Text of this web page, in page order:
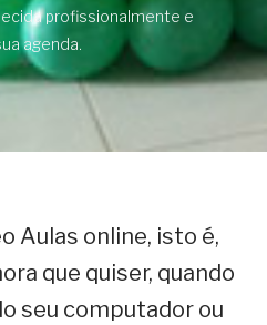
profissionalmente e
agenda.
Aulas online, isto é,
que quiser, quando
seu computador ou